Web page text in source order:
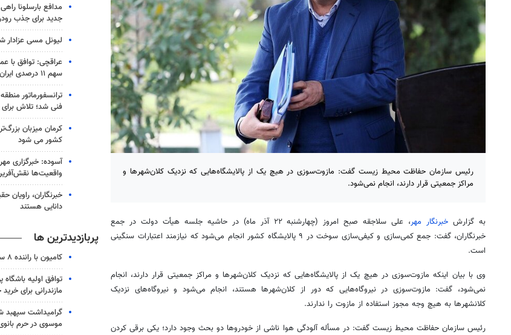
رئیس سازمان حفاظت محیط زیست گفت: مازوت‌سوزی در هیچ یک از پالایشگاه‌هایی که نزدیک کلان‌شهرها و
مراکز جمعیتی قرار دارند، انجام نمی‌شود.
به گزارشخبرنگار مهر
، علی سلاجقه صبح امروز (چهارشنبه ۲۲ آذر ماه) در حاشیه جلسه هیأت دولت در جمع
خبرنگاران، گفت: جمع کمی‌سازی و کیفی‌سازی سوخت در ۹ پالایشگاه کشور انجام می‌شود که نیازمند اعتبارات سنگینی
است.
وی با بیان اینکه مازوت‌سوزی در هیچ یک از پالایشگاه‌هایی که نزدیک کلان‌شهرها و مراکز جمعیتی قرار دارند، انجام
نمی‌شود، گفت: مازوت‌سوزی در نیروگاه‌هایی که دور از کلان‌شهرها هستند، انجام می‌شود و نیروگاه‌های نزدیک
کلانشهرها به هیچ وجه مجوز استفاده از مازوت را ندارند.
رئیس سازمان حفاظت محیط زیست گفت: در مسأله آلودگی هوا ناشی از خودروها دو بحث وجود دارد؛ یکی برقی کردن
مدافع بارسلونا
جدید برای جذب
لیونل مسی عزادار
عراقچی: توافق با
سهم ۱۱ درصدی ایران از خزر
ترانسفورماتور
فنی شد؛ تلاش
کرمان میزبان
کشور می شود
آسوده: خبرگزاری
واقعیت‌ها
خبرنگاران، راویان
دانایی هستند
پربازدیدترین ها
کامیون با راننده ۸ ساله در اصفهان توقیف شد
توافق اولیه
مازندرانی برای
گرامیداشت سپهبد
موسوی در حرم